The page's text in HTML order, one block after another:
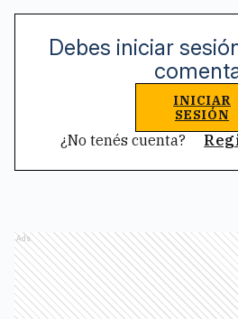
Debes iniciar
INICIAR
SESIÓN
¿No tenés cuenta?
Ads